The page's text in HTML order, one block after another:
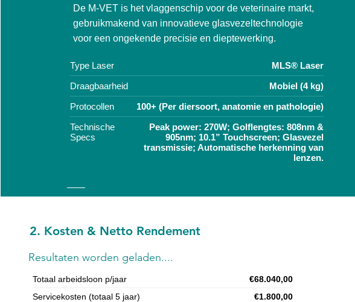
De M-VET is het vlaggenschip voor de veterinaire markt,
gebruikmakend van innovatieve glasvezeltechnologie
voor een ongekende precisie en dieptewerking.
Type Laser
MLS® Laser
Draagbaarheid
Mobiel (4 kg)
Protocollen
100+ (Per diersoort, anatomie en pathologie)
Technische
Specs
Peak power: 270W; Golflengtes: 808nm &
905nm; 10.1” Touchscreen; Glasvezel
transmissie; Automatische herkenning van
lenzen.
2. Kosten & Netto Rendement
Resultaten worden geladen....
Totaal arbeidsloon p/jaar
€68.040,00
Servicekosten (totaal 5 jaar)
€1.800,00